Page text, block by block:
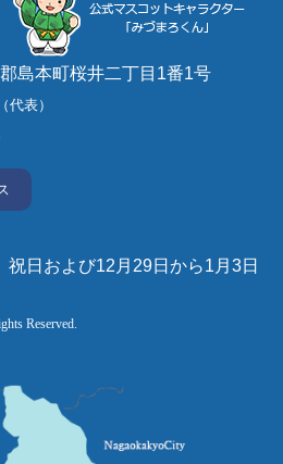
島本町桜井二丁目1番1号
（代表）
日および12月29日から1月3日
Reserved.